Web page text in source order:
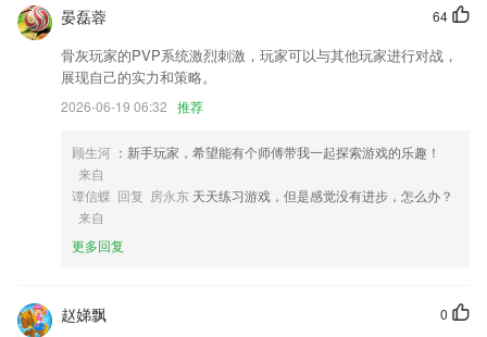
64
晏磊蓉
骨灰玩家的PVP系统激烈刺激，玩家可以与其他玩家进行对战，
展现自己的实力和策略。
2026-06-19 06:32 推荐
顾生河 ：新手玩家，希望能有个师傅带我一起探索游戏的乐趣！
来自
谭信蝶 回复 房永东 天天练习游戏，但是感觉没有进步，怎么办？
来自
更多回复
0
赵娣飘